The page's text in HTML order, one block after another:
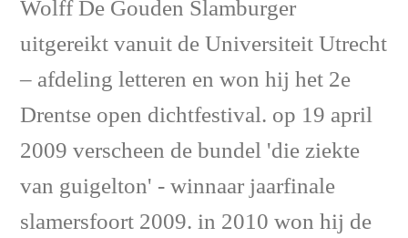
Wolff De Gouden Slamburger
uitgereikt vanuit de Universiteit Utrecht
– afdeling letteren en won hij het 2e
Drentse open dichtfestival. op 19 april
2009 verscheen de bundel 'die ziekte
van guigelton' - winnaar jaarfinale
slamersfoort 2009. in 2010 won hij de